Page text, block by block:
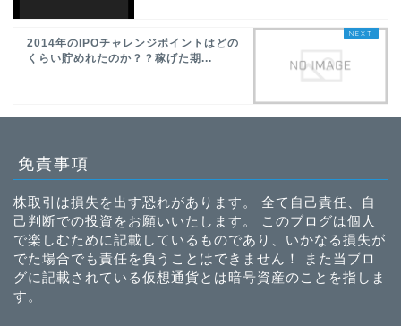
2014年のIPOチャレンジポイントはどの
くらい貯めれたのか？？稼げた期...
免責事項
株取引は損失を出す恐れがあります。 全て自己責任、自
己判断での投資をお願いいたします。 このブログは個人
で楽しむために記載しているものであり、いかなる損失が
でた場合でも責任を負うことはできません！ また当ブロ
グに記載されている仮想通貨とは暗号資産のことを指しま
す。